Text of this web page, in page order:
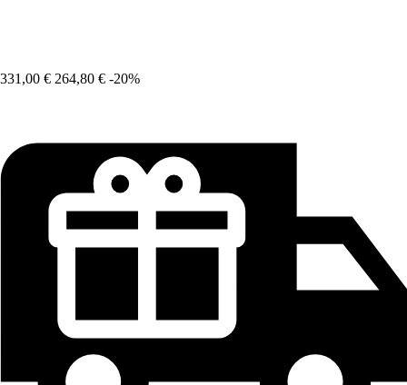
331,00 € 264,80 € -20%